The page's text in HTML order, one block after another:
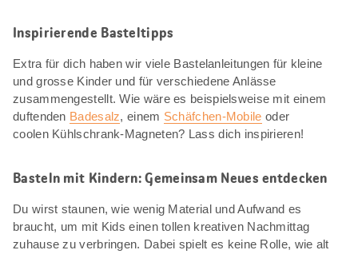
Inspirierende Basteltipps
Extra für dich haben wir viele Bastelanleitungen für kleine
und grosse Kinder und für verschiedene Anlässe
zusammengestellt. Wie wäre es beispielsweise mit einem
duftenden Badesalz, einem Schäfchen-Mobile oder
coolen Kühlschrank-Magneten? Lass dich inspirieren!
Basteln mit Kindern: Gemeinsam Neues entdecken
Du wirst staunen, wie wenig Material und Aufwand es
braucht, um mit Kids einen tollen kreativen Nachmittag
zuhause zu verbringen. Dabei spielt es keine Rolle, wie alt